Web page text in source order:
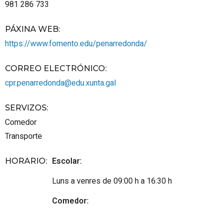
981 286 733
PÁXINA WEB:
https://www.fomento.edu/penarredonda/
CORREO ELECTRÓNICO:
cpr.penarredonda@edu.xunta.gal
SERVIZOS:
Comedor
Transporte
HORARIO: Escolar:
Luns a venres de 09:00 h a 16:30 h
Comedor: